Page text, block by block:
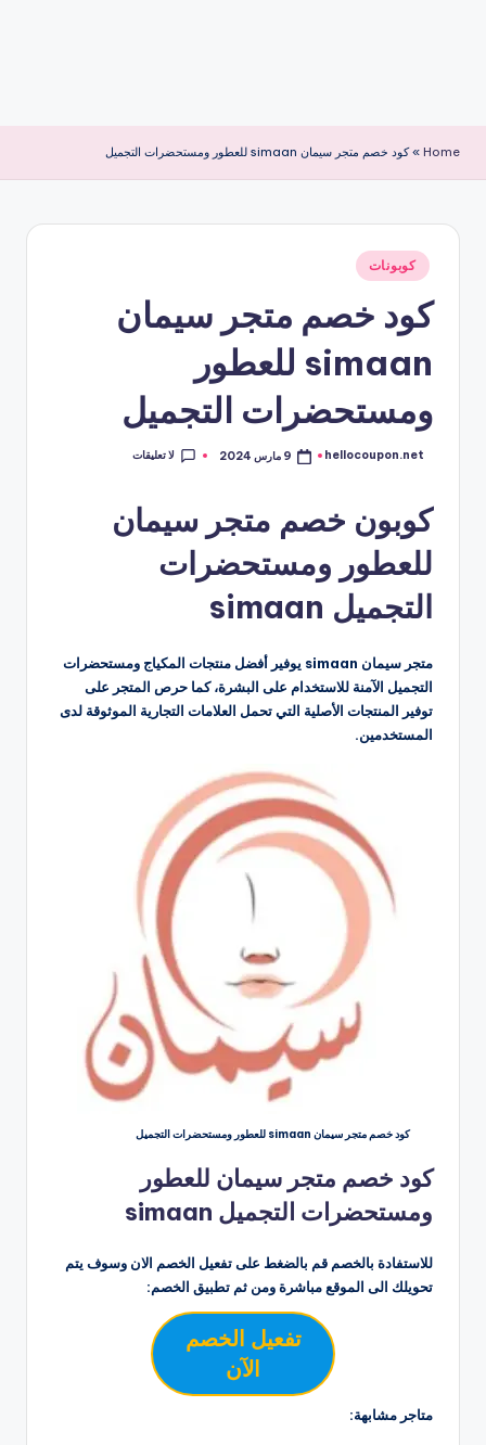
Home
»كود خصم متجر سيمان simaan للعطور ومستحضرات التجميل
نُشر
في
كوبونات
كود خصم متجر سيمان
simaan للعطور
ومستحضرات التجميل
تمّ
hellocoupon.net 9 مارس 2024 لا تعليقات
كوبون خصم متجر سيمان
للعطور ومستحضرات
التجميل simaan
متجر سيمان simaan يوفير أفضل منتجات المكياج ومستحضرات
التجميل الآمنة للاستخدام على البشرة، كما حرص المتجر على
توفير المنتجات الأصلية التي تحمل العلامات التجارية الموثوقة لدى
المستخدمين.
كود خصم متجر سيمان simaan للعطور ومستحضرات التجميل
كود خصم متجر سيمان للعطور
ومستحضرات التجميل simaan
للاستفادة بالخصم قم بالضغط على تفعيل الخصم الان وسوف يتم
تحويلك الى الموقع مباشرة ومن ثم تطبيق الخصم:
تفعيل الخصم
الآن
متاجر مشابهة: